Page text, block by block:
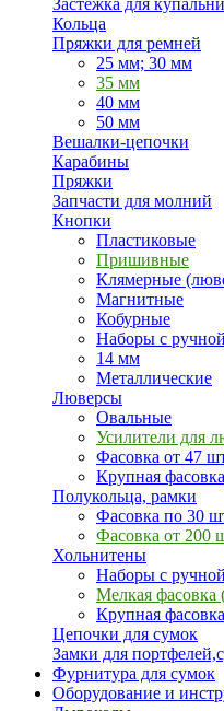
Застёжка для
Кольца
Пряжки для ремней
25 мм; 30 мм
35 мм
40 мм
50 мм
Вешалки-цепочки
Карабины
Пряжки
Запчасти для молний
Кнопки
Пластиковые
Пришивные
Клямерные
Магнитные
Кобурные
Наборы с
14 мм
Металлические
Люверсы
Овальные
Усилители для
Фасовка от 47
Крупная фасовка
Полукольца, рамки
Фасовка по 30
Фасовка от 200
Хольнитены
Наборы с
Мелкая фасовка
Крупная
Цепочки для сумок
Замки для
Фурнитура для сумок
Оборудование и